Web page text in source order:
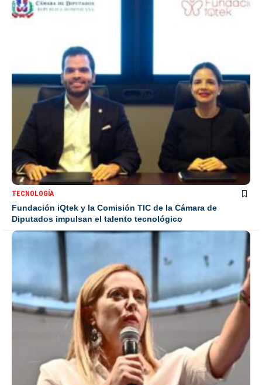
TECNOLOGÍA
Fundación iQtek y la Comisión TIC de la Cámara de
Diputados impulsan el talento tecnológico